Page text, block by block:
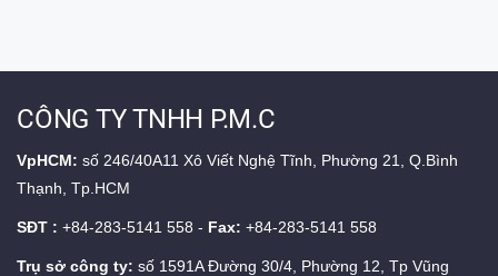
CÔNG TY TNHH P.M.C
VpHCM: số 246/40A11 Xô Viết Nghệ Tĩnh, Phường 21, Q.Bình
Thạnh, Tp.HCM
SĐT : +84-283-5141 558 - Fax: +84-283-5141 558
Trụ sở công ty: số 1591A Đường 30/4, Phường 12, Tp Vũng